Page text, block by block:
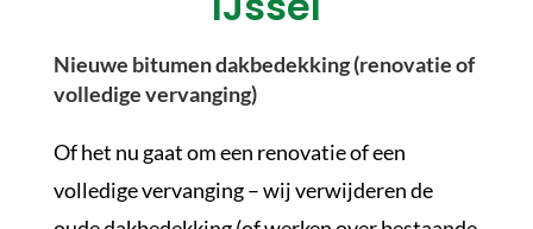
Nieuwe bitumen dakbedekking (renovatie of
volledige vervanging)
Of het nu gaat om een renovatie of een
volledige vervanging – wij verwijderen de